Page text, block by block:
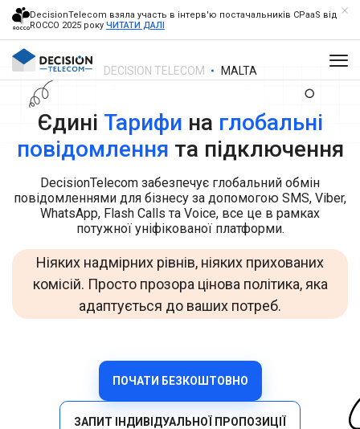
DecisionTelecom взяла участь в інтерв'ю постачальників CPaaS від
ROCCO 2025 року ЧИТАТИ ДАЛІ
DECISION TELECOM MALTA
Єдині Тарифи на глобальні
повідомлення та підключення
DecisionTelecom забезпечує глобальний обмін
повідомленнями для бізнесу за допомогою SMS, Viber,
WhatsApp, Flash Calls та Voice, все це в рамках
потужної уніфікованої платформи.
Ніяких надмірних рівнів, ніяких прихованих
комісій. Просто прозора цінова політика, яка
адаптується до ваших потреб.
ПОЧАТИ БЕЗКОШТОВНО
ЗАПИТ ІНДИВІДУАЛЬНОЇ ПРОПОЗИЦІЇ